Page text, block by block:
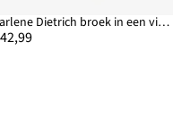
Marlene Dietrich broek in een viscosemix